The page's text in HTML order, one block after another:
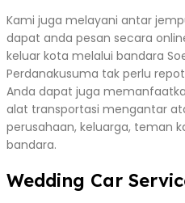
Kami juga melayani antar
dapat anda pesan secara
keluar kota melalui bandara
Perdanakusuma tak perlu
Anda dapat juga
alat transportasi mengantar
perusahaan, keluarga, teman
bandara.
Wedding Car